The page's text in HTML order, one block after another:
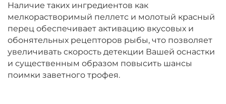
Наличие таких ингредиентов как
мелкорастворимый пеллетс и молотый красный
перец обеспечивает активацию вкусовых и
обонятельных рецепторов рыбы, что позволяет
увеличивать скорость детекции Вашей оснастки
и существенным образом повысить шансы
поимки заветного трофея.